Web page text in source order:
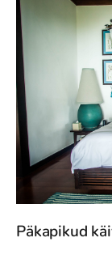
Päkapikud